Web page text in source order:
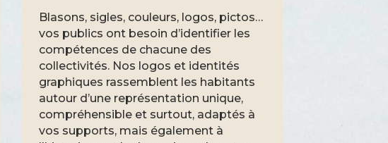
Blasons, sigles, couleurs, logos, pictos…
vos publics ont besoin d’identifier les
compétences de chacune des
collectivités. Nos logos et identités
graphiques rassemblent les habitants
autour d’une représentation unique,
compréhensible et surtout, adaptés à
vos supports, mais également à